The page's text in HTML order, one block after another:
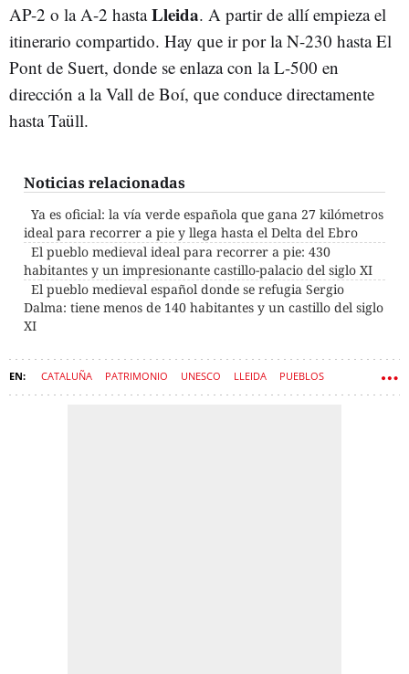
AP-2 o la A-2 hastaLleida. A partir de allí empieza el
itinerario compartido. Hay que ir por la N-230 hasta El
Pont de Suert, donde se enlaza con la L-500 en
dirección a la Vall de Boí, que conduce directamente
hasta Taüll.
Noticias relacionadas
Ya es oficial: la vía verde española que gana 27 kilómetros
ideal para recorrer a pie y llega hasta el Delta del Ebro
El pueblo medieval ideal para recorrer a pie: 430
habitantes y un impresionante castillo-palacio del siglo XI
El pueblo medieval español donde se refugia Sergio
Dalma: tiene menos de 140 habitantes y un castillo del siglo
XI
CATALUÑA PATRIMONIO UNESCO LLEIDA PUEBLOS